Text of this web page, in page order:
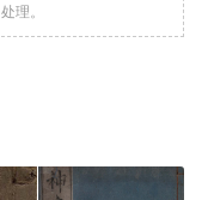
处理。